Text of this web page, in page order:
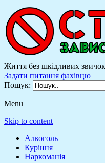
Життя без шкідливих
Задати питання фахівцю
Пошук:
Menu
Skip to content
Алкоголь
Куріння
Наркоманія